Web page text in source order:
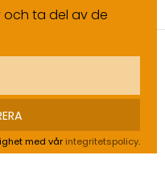
och ta del av de
med vår integritetspolicy.